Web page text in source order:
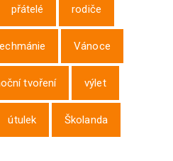
přátelé rodiče
Vánoce
tvoření výlet
útulek Školanda